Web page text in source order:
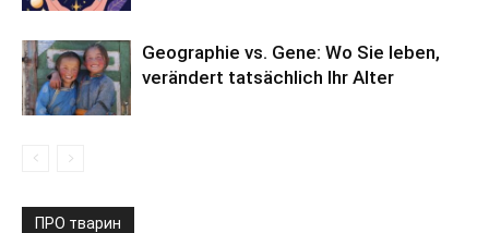
Geographie vs. Gene: Wo Sie leben,
verändert tatsächlich Ihr Alter
ПРО тварин